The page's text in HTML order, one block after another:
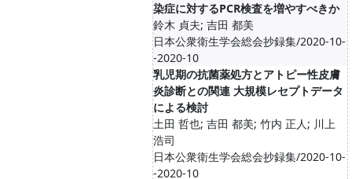
染症に対するPCR検査を増やすべきか
鈴木 貞夫; 吉田 都美
日本公衆衛生学会総会抄録集/2020-10-
-2020-10
乳児期の抗菌薬処方とアトピー性皮膚
炎診断との関連 大規模レセプトデータ
による検討
土田 哲也; 吉田 都美; 竹内 正人; 川上
浩司
日本公衆衛生学会総会抄録集/2020-10-
-2020-10